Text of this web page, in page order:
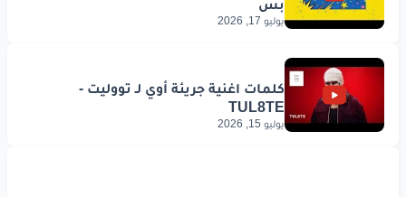
يوليو 17, 2026
يوليو 15, 2026